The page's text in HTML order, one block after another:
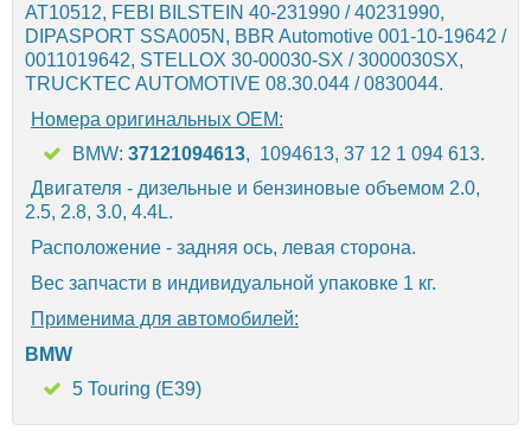
AT10512, FEBI BILSTEIN 40-231990 / 40231990,
DIPASPORT SSA005N, BBR Automotive 001-10-19642 /
0011019642, STELLOX 30-00030-SX / 3000030SX,
TRUCKTEC AUTOMOTIVE 08.30.044 / 0830044.
Номера оригинальных OEM:
BMW: 37121094613, 1094613, 37 12 1 094 613.
Двигателя - дизельные и бензиновые объемом 2.0,
2.5, 2.8, 3.0, 4.4L.
Расположение - задняя ось, левая сторона.
Вес запчасти в индивидуальной упаковке 1 кг.
Применима для автомобилей:
BMW
5 Touring (E39)